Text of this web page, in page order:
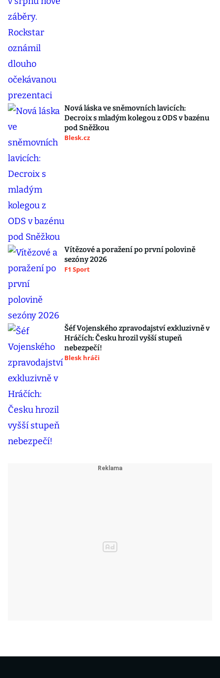
Nová láska ve sněmovních lavicích:
Decroix s mladým kolegou z ODS v bazénu
pod Sněžkou
Blesk.cz
Vítězové a poražení po první polovině
sezóny 2026
F1 Sport
Šéf Vojenského zpravodajství exkluzivně v
Hráčích: Česku hrozil vyšší stupeň
nebezpečí!
Blesk hráči